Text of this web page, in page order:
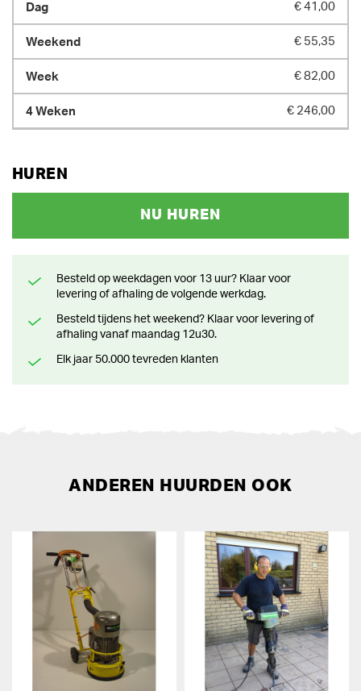
€ 41,00
€ 55,35
€ 82,00
€ 246,00
HUREN
NU HUREN
Besteld op weekdagen voor 13 uur? Klaar voor
levering of afhaling de volgende werkdag.
Besteld tijdens het weekend? Klaar voor levering of
afhaling vanaf maandag 12u30.
Elk jaar 50.000 tevreden klanten
ANDEREN HUURDEN OOK